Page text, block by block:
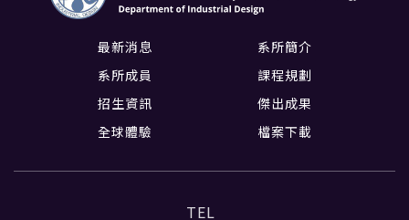
最新消息
系所簡介
系所成員
課程規劃
招生資訊
傑出成果
全球體驗
檔案下載
TEL